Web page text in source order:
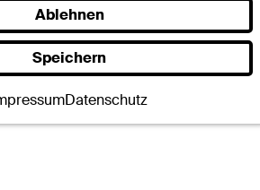
Kurzzeitpflege
sind für die einwandfreie Funktion
dieser Website
Ablehnen
Speichern
Datenschutz